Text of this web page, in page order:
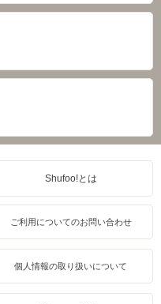
Shufoo!とは
ご利用についてのお問い合わせ
個人情報の取り扱いについて